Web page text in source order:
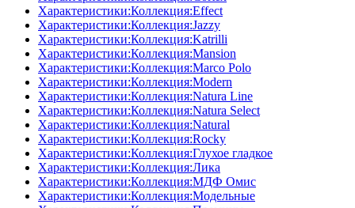
Характеристики:Коллекция:Effect
Характеристики:Коллекция:Jazzy
Характеристики:Коллекция:Katrilli
Характеристики:Коллекция:Mansion
Характеристики:Коллекция:Marco Polo
Характеристики:Коллекция:Modern
Характеристики:Коллекция:Natura Line
Характеристики:Коллекция:Natura Select
Характеристики:Коллекция:Natural
Характеристики:Коллекция:Rocky
Характеристики:Коллекция:Глухое гладкое
Характеристики:Коллекция:Лика
Характеристики:Коллекция:МДФ Омис
Характеристики:Коллекция:Модельные